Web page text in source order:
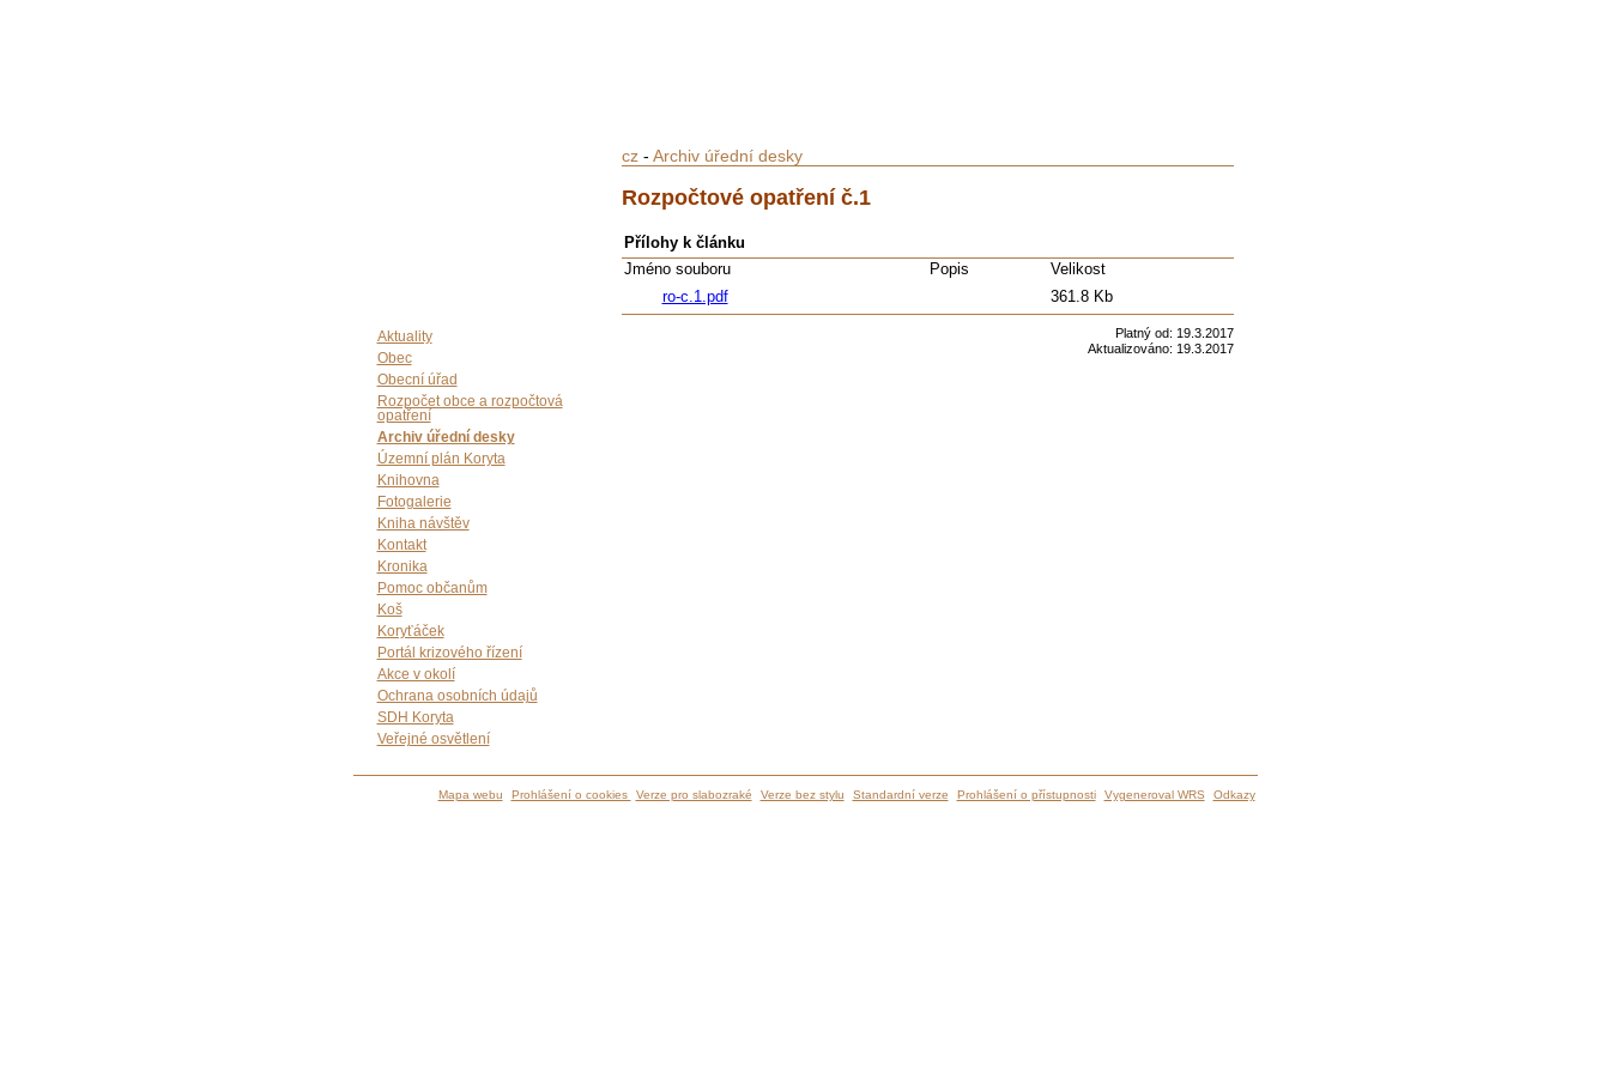
Aktuality
Obec
Obecní úřad
Rozpočet obce a rozpočtová
opatření
Archiv úřední desky
Územní plán Koryta
Knihovna
Fotogalerie
Kniha návštěv
Kontakt
Kronika
Pomoc občanům
Koš
Koryťáček
Portál krizového řízení
Akce v okolí
Ochrana osobních údajů
SDH Koryta
Veřejné osvětlení
cz- Archiv úřední desky
Rozpočtové opatření č.1
Přílohy k článku
Jméno souboru
Popis
Velikost
ro-c.1.pdf
361.8 Kb
Platný od: 19.3.2017
Aktualizováno: 19.3.2017
Mapa webu Prohlášení o cookies Verze pro slabozraké Verze bez stylu Standardní verze Prohlášení o přístupnosti Vygeneroval WRS Odkazy